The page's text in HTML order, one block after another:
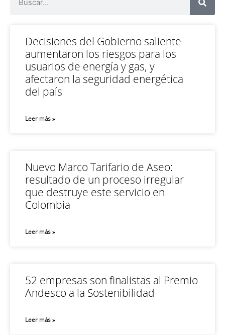
Decisiones del Gobierno saliente
aumentaron los riesgos para los
usuarios de energía y gas, y
afectaron la seguridad energética
del país
Leer más »
Nuevo Marco Tarifario de Aseo:
resultado de un proceso irregular
que destruye este servicio en
Colombia
Leer más »
52 empresas son finalistas al Premio
Andesco a la Sostenibilidad
Leer más »